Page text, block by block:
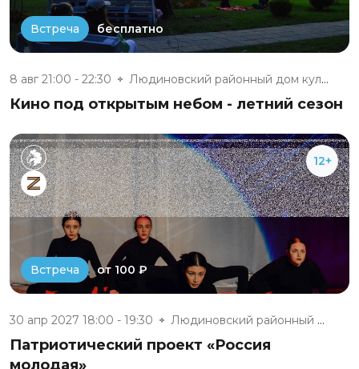
Встреча бесплатно
8 авг 21:00 - 22:30 Людиновский районный дом культ...
Кино под открытым небом - летний сезон
12+
Встреча от 100 ₽
30 апр 2027 18:00 - 19:30 Людиновский районный дом культ...
Патриотический проект «Россия
молодая»